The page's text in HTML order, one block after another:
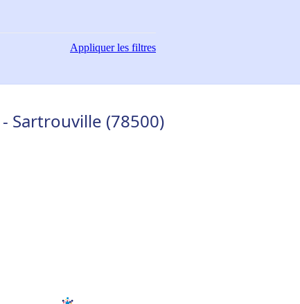
Appliquerles filtres
Sartrouville (78500)